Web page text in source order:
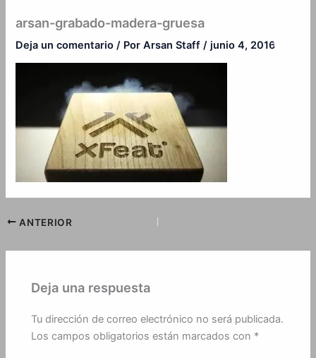
contenido
arsan-grabado-madera-gruesa
Deja un comentario / PorArsan Staff/ junio 4, 2016
ANTERIOR
Deja una respuesta
Tu dirección de correo electrónico no será publicada.
Los campos obligatorios están marcados con *